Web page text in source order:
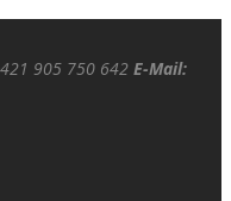
905 750 642 E-Mail: